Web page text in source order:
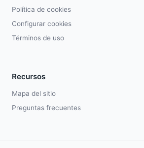
Política de cookies
Configurar cookies
Términos de uso
Recursos
Mapa del sitio
Preguntas frecuentes